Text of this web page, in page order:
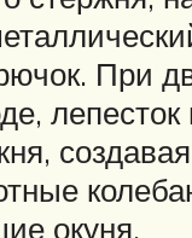
При
окуня.